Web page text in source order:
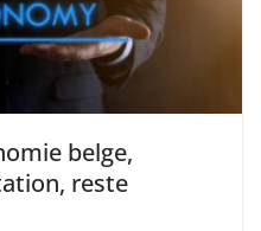
belge,
reste